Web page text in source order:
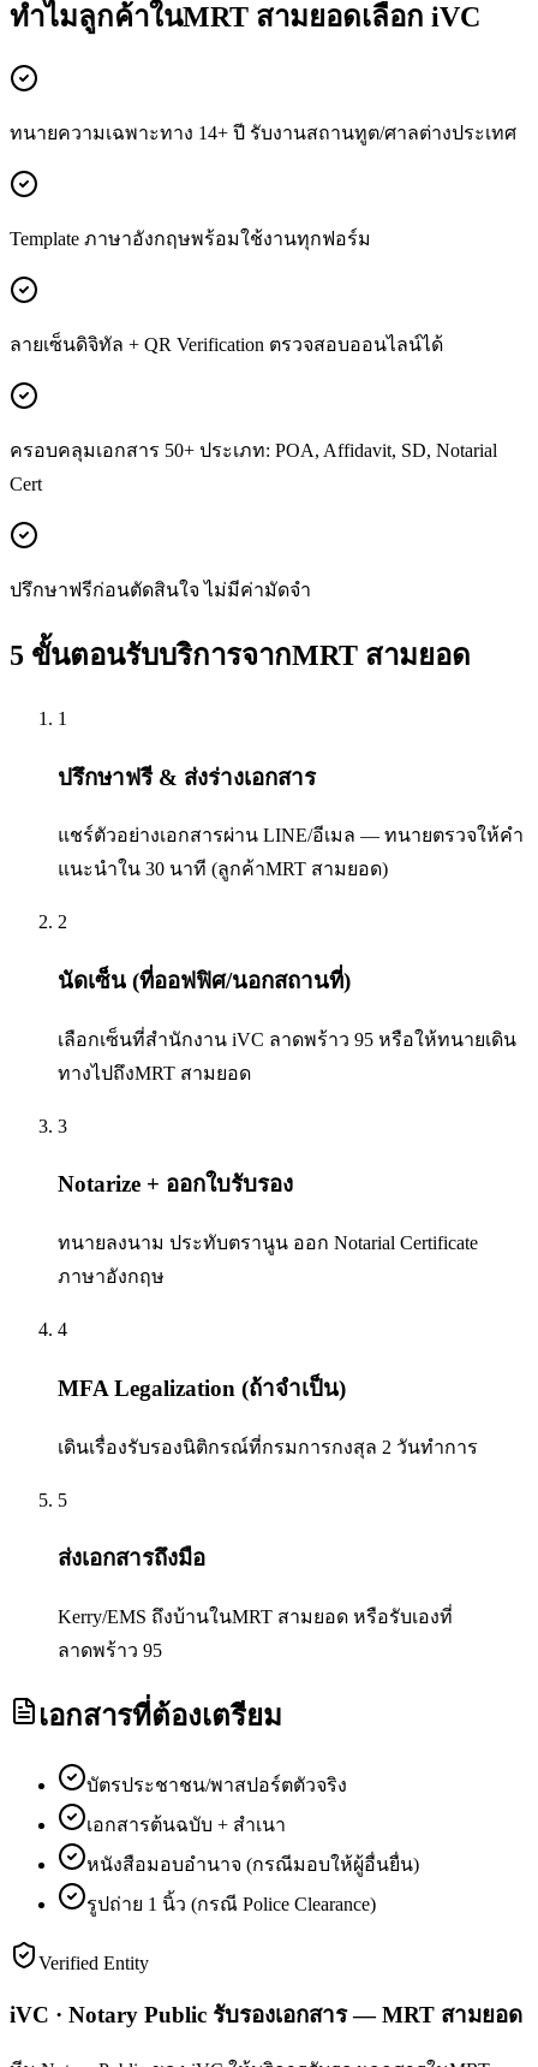
ทำไมลูกค้าในMRT สามยอดเลือก iVC
ทนายความเฉพาะทาง 14+ ปี รับงานสถานทูต/ศาลต่างประเทศ
Template ภาษาอังกฤษพร้อมใช้งานทุกฟอร์ม
ลายเซ็นดิจิทัล + QR Verification ตรวจสอบออนไลน์ได้
ครอบคลุมเอกสาร 50+ ประเภท: POA, Affidavit, SD, Notarial
Cert
ปรึกษาฟรีก่อนตัดสินใจ ไม่มีค่ามัดจำ
5 ขั้นตอนรับบริการจากMRT สามยอด
1
ปรึกษาฟรี & ส่งร่างเอกสาร
แชร์ตัวอย่างเอกสารผ่าน LINE/อีเมล — ทนายตรวจให้คำ
แนะนำใน 30 นาที (ลูกค้าMRT สามยอด)
2
นัดเซ็น (ที่ออฟฟิศ/นอกสถานที่)
เลือกเซ็นที่สำนักงาน iVC ลาดพร้าว 95 หรือให้ทนายเดิน
ทางไปถึงMRT สามยอด
3
Notarize + ออกใบรับรอง
ทนายลงนาม ประทับตรานูน ออก Notarial Certificate
ภาษาอังกฤษ
4
MFA Legalization (ถ้าจำเป็น)
เดินเรื่องรับรองนิติกรณ์ที่กรมการกงสุล 2 วันทำการ
5
ส่งเอกสารถึงมือ
Kerry/EMS ถึงบ้านในMRT สามยอด หรือรับเองที่
ลาดพร้าว 95
เอกสารที่ต้องเตรียม
บัตรประชาชน/พาสปอร์ตตัวจริง
เอกสารต้นฉบับ + สำเนา
หนังสือมอบอำนาจ (กรณีมอบให้ผู้อื่นยื่น)
รูปถ่าย 1 นิ้ว (กรณี Police Clearance)
Verified Entity
iVC · Notary Public รับรองเอกสาร — MRT สามยอด